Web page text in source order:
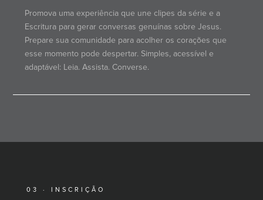
Promova uma experiência que une clipes da série e a
Escritura para gerar conversas genuínas sobre Jesus.
Prepare sua comunidade para acolher os corações que
esse momento pode despertar. Simples, acessível e
adaptável: Leia. Assista. Converse.
03 · INSCRIÇÃO